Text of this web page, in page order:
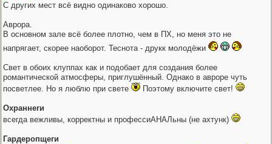
С других мест всё видно одинаково хорошо.
Аврора.
В основном зале всё более плотно, чем в ПХ, но меня это не
напрягает, скорее наоборот. Теснота - друкк молодёжи
Свет в обоих клуппах как и подобает для создания более
романтической атмосферы, приглушённый. Однако в авроре чуть
посветлее. Но я люблю при свете
Поэтому включите свет!
Охраннеги
всегда вежливы, корректны и профессиАНАЛьны (не ахтунк)
Гардеропщеги